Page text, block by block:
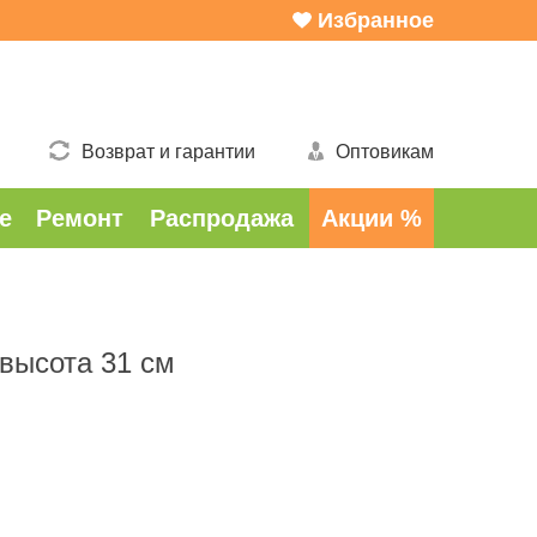
Избранное
Возврат и гарантии Оптовикам
Ремонт Распродажа Акции %
31 см